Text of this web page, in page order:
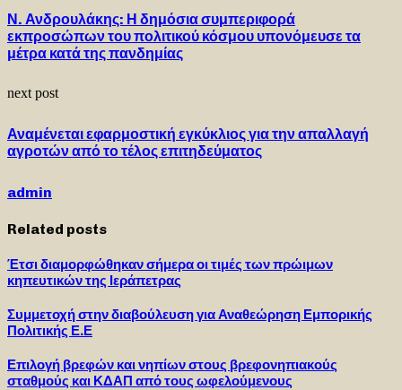
Ν. Ανδρουλάκης: Η δημόσια συμπεριφορά
εκπροσώπων του πολιτικού κόσμου υπονόμευσε τα
μέτρα κατά της πανδημίας
next post
Αναμένεται εφαρμοστική εγκύκλιος για την απαλλαγή
αγροτών από το τέλος επιτηδεύματος
admin
Related posts
Έτσι διαμορφώθηκαν σήμερα οι τιμές των πρώιμων
κηπευτικών της Ιεράπετρας
Συμμετοχή στην διαβούλευση για Αναθεώρηση Εμπορικής
Πολιτικής Ε.Ε
Επιλογή βρεφών και νηπίων στους βρεφονηπιακούς
σταθμούς και ΚΔΑΠ από τους ωφελούμενους